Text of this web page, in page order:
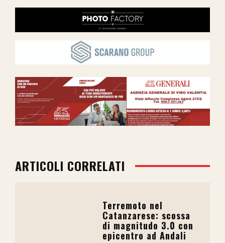
ARTICOLI CORRELATI
Terremoto nel
Catanzarese: scossa
di magnitudo 3.0 con
epicentro ad Andali